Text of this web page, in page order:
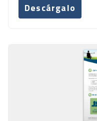
Descárgalo